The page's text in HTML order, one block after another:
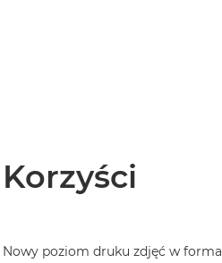
Korzyści
Nowy poziom druku zdjęć w